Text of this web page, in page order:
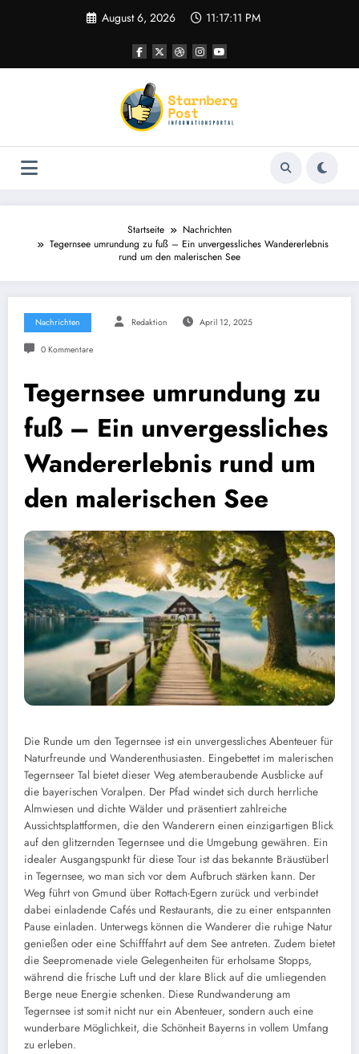
August 6, 2026 11:17:12 PM
Startseite
Nachrichten
Tegernsee umrundung zu fuß – Ein unvergessliches Wandererlebnis
rund um den malerischen See
Nachrichten Redaktion April 12, 2025
0 Kommentare
Tegernsee umrundung zu
fuß – Ein unvergessliches
Wandererlebnis rund um
den malerischen See
Die Runde um den Tegernsee ist ein unvergessliches Abenteuer für
Naturfreunde und Wanderenthusiasten. Eingebettet im malerischen
Tegernseer Tal bietet dieser Weg atemberaubende Ausblicke auf
die bayerischen Voralpen. Der Pfad windet sich durch herrliche
Almwiesen und dichte Wälder und präsentiert zahlreiche
Aussichtsplattformen, die den Wanderern einen einzigartigen Blick
auf den glitzernden Tegernsee und die Umgebung gewähren. Ein
idealer Ausgangspunkt für diese Tour ist das bekannte Bräustüberl
in Tegernsee, wo man sich vor dem Aufbruch stärken kann. Der
Weg führt von Gmund über Rottach-Egern zurück und verbindet
dabei einladende Cafés und Restaurants, die zu einer entspannten
Pause einladen. Unterwegs können die Wanderer die ruhige Natur
genießen oder eine Schifffahrt auf dem See antreten. Zudem bietet
die Seepromenade viele Gelegenheiten für erholsame Stopps,
während die frische Luft und der klare Blick auf die umliegenden
Berge neue Energie schenken. Diese Rundwanderung am
Tegernsee ist somit nicht nur ein Abenteuer, sondern auch eine
wunderbare Möglichkeit, die Schönheit Bayerns in vollem Umfang
zu erleben.